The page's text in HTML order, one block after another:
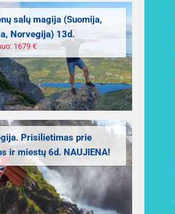
salų magija (Suomija,
Norvegija) 13d.
1679 €
Prisilietimas prie
ir miestų 6d. NAUJIENA!